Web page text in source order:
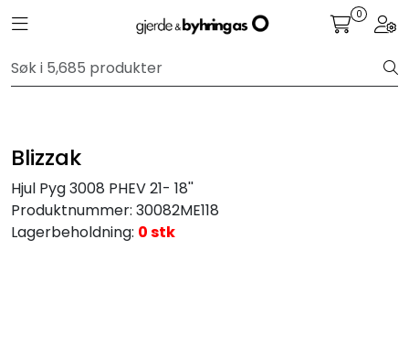
Toggle navigation 0
Blizzak
Hjul Pyg 3008 PHEV 21- 18''
Produktnummer: 30082ME118
Lagerbeholdning: 0 stk
Personbil
Lastebil